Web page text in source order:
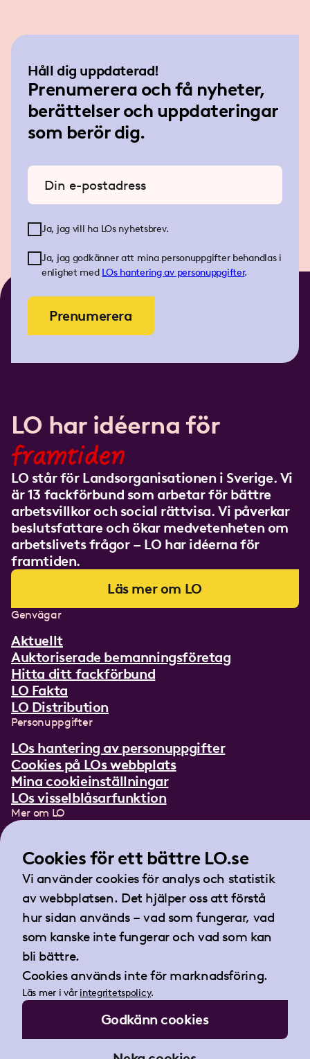
Håll dig uppdaterad!
Prenumerera och få nyheter,
berättelser och uppdateringar
som berör dig.
Ange din e-postadress
Ja, jag vill ha LOs nyhetsbrev.
Ja, jag godkänner att mina personuppgifter behandlas i
enlighet med LOs hantering av personuppgifter.
Prenumerera
LO har idéerna för
framtiden
LO står för Landsorganisationen i Sverige. Vi
är 13 fackförbund som arbetar för bättre
arbetsvillkor och social rättvisa. Vi påverkar
beslutsfattare och ökar medvetenheten om
arbetslivets frågor – LO har idéerna för
framtiden.
Läs mer om LO
Genvägar
Aktuellt
Auktoriserade bemanningsföretag
Hitta ditt fackförbund
LO Fakta
LO Distribution
Personuppgifter
LOs hantering av personuppgifter
Cookies på LOs webbplats
Mina cookieinställningar
LOs visselblåsarfunktion
Mer om LO
Lättläst om LO
Teckenspråksfilm
Tidningen Arbetet
Landsorganisationen i Sverige
Barnhusgatan 18
105 53 Stockholm
Tel:08-796 25 00
Fax:08-796 25 17
E-post:info@lo.se
Org.nr 802001-9769
Cookies för ett bättre LO.se
Vi använder cookies för analys och statistik
av webbplatsen. Det hjälper oss att förstå
hur sidan används – vad som fungerar, vad
som kanske inte fungerar och vad som kan
bli bättre.
Cookies används inte för marknadsföring.
Läs mer i vår integritetspolicy.
Godkänn cookies